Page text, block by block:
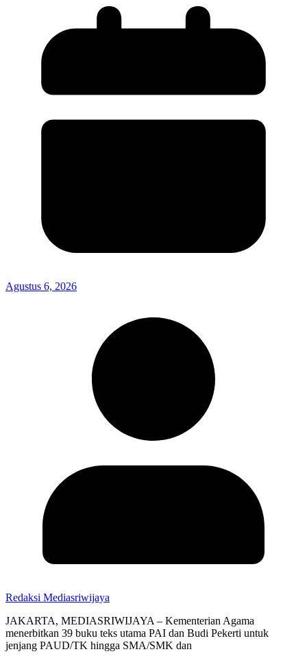
Agustus 6, 2026
Redaksi Mediasriwijaya
JAKARTA, MEDIASRIWIJAYA – Kementerian Agama
menerbitkan 39 buku teks utama PAI dan Budi Pekerti untuk
jenjang PAUD/TK hingga SMA/SMK dan